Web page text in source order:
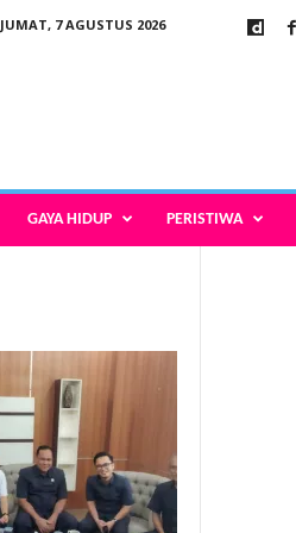
JUMAT, 7 AGUSTUS 2026
GAYA HIDUP PERISTIWA